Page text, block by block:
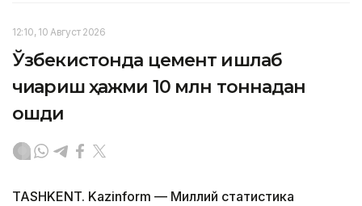
12:10, 10 Август 2026
Ўзбекистонда цемент ишлаб
чиқариш ҳажми 10 млн тоннадан
ошди
TASHKENT. Kazinform — Миллий статистика